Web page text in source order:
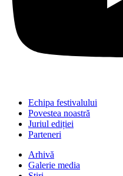
Echipa festivalului
Povestea noastră
Juriul ediției
Parteneri
Arhivă
Galerie media